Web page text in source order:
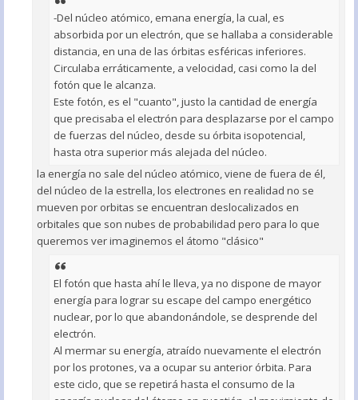
-Del núcleo atómico, emana energía, la cual, es
absorbida por un electrón, que se hallaba a considerable
distancia, en una de las órbitas esféricas inferiores.
Circulaba erráticamente, a velocidad, casi como la del
fotón que le alcanza.
Este fotón, es el "cuanto", justo la cantidad de energía
que precisaba el electrón para desplazarse por el campo
de fuerzas del núcleo, desde su órbita isopotencial,
hasta otra superior más alejada del núcleo.
la energía no sale del núcleo atómico, viene de fuera de él,
del núcleo de la estrella, los electrones en realidad no se
mueven por orbitas se encuentran deslocalizados en
orbitales que son nubes de probabilidad pero para lo que
queremos ver imaginemos el átomo "clásico"
El fotón que hasta ahí le lleva, ya no dispone de mayor
energía para lograr su escape del campo energético
nuclear, por lo que abandonándole, se desprende del
electrón.
Al mermar su energía, atraído nuevamente el electrón
por los protones, va a ocupar su anterior órbita. Para
este ciclo, que se repetirá hasta el consumo de la